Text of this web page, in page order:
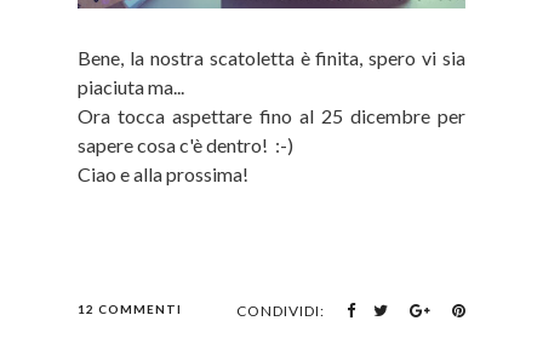
Bene, la nostra scatoletta è finita, spero vi sia
piaciuta ma...
Ora tocca aspettare fino al 25 dicembre per
sapere cosa c'è dentro! :-)
Ciao e alla prossima!
12 COMMENTI CONDIVIDI: